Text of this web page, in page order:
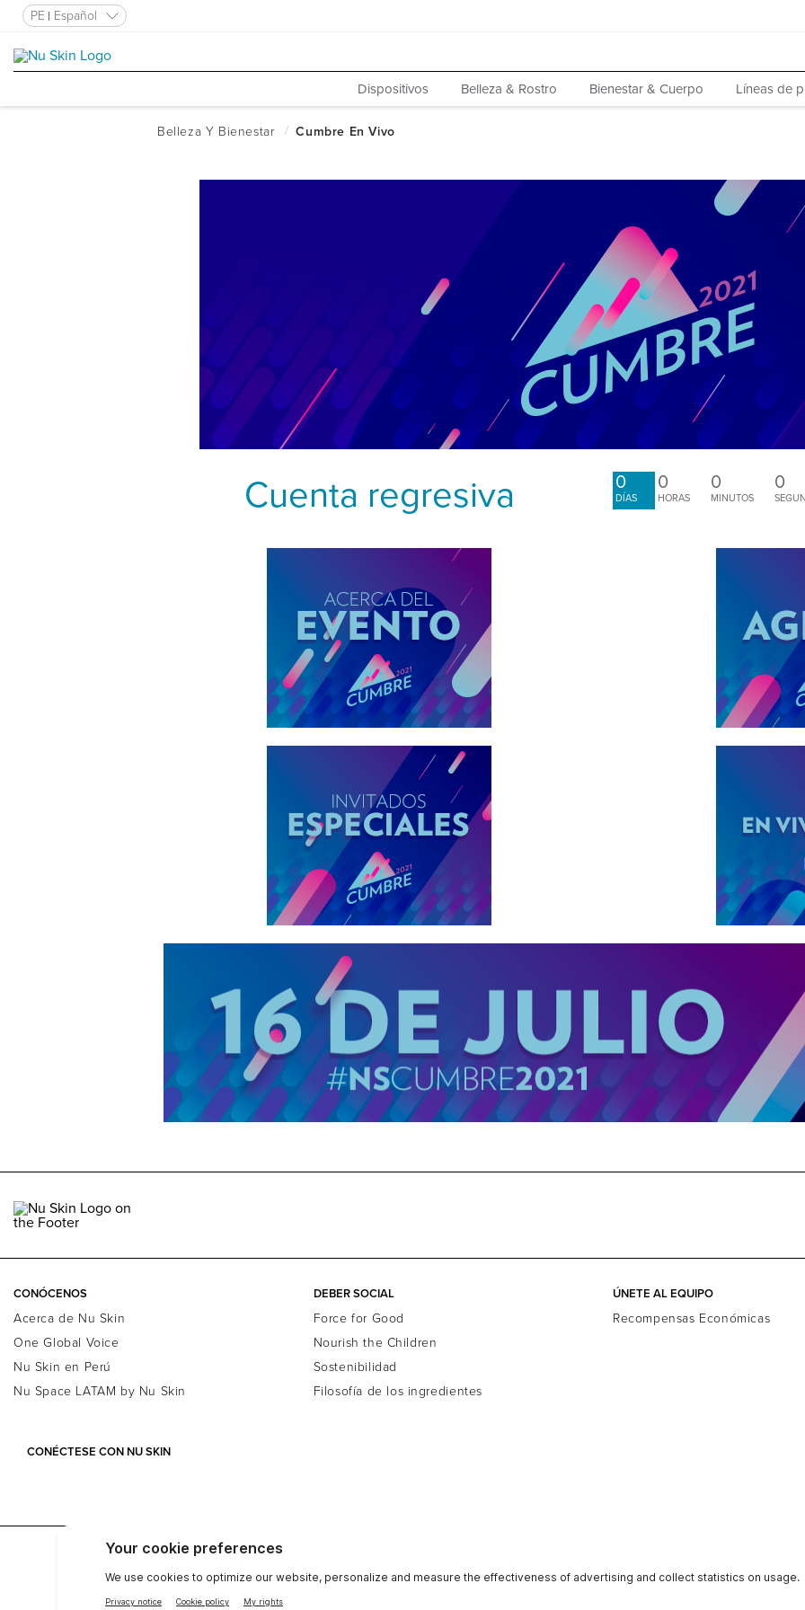
PE Español
Dispositivos Belleza & Rostro Bienestar & Cuerpo Líneas de
Cuenta regresiva 0
DÍAS
0
HORAS
0
MINUTOS
0
CONÓCENOS
Acerca de Nu Skin
One Global Voice
Nu Skin en Perú
Nu Space LATAM by Nu Skin
DEBER SOCIAL
Force for Good
Nourish the Children
Sostenibilidad
Filosofía de los ingredientes
ÚNETE AL EQUIPO
Recompensas Económicas
CONÉCTESE CON NU SKIN
Compañía Inversionistas